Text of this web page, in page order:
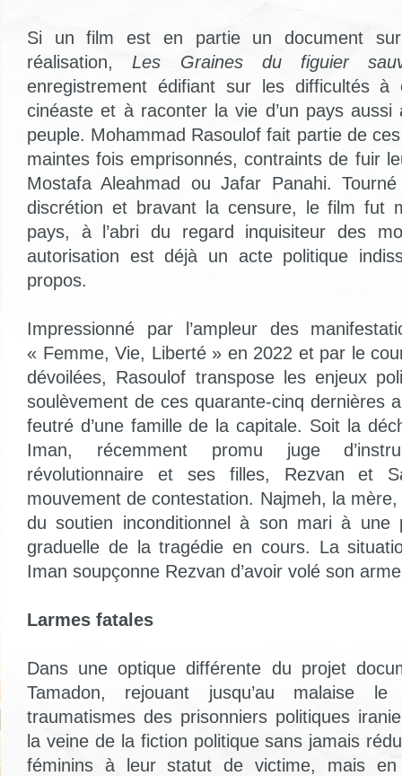
Si un film est en partie un document
réalisation, Les Graines du figuier
enregistrement édifiant sur les difficultés
cinéaste et à raconter la vie d’un pays
peuple. Mohammad Rasoulof fait partie de
maintes fois emprisonnés, contraints de fuir
Mostafa Aleahmad ou Jafar Panahi.
discrétion et bravant la censure, le film fut
pays, à l’abri du regard inquisiteur des
autorisation est déjà un acte politique
propos.
Impressionné par l’ampleur des
« Femme, Vie, Liberté » en 2022 et par le
dévoilées, Rasoulof transpose les enjeux
soulèvement de ces quarante-cinq dernières
feutré d’une famille de la capitale. Soit la
Iman, récemment promu juge
révolutionnaire et ses filles, Rezvan et
mouvement de contestation. Najmeh, la
du soutien inconditionnel à son mari à une
graduelle de la tragédie en cours. La
Iman soupçonne Rezvan d’avoir volé son
Larmes fatales
Dans une optique différente du projet
Tamadon, rejouant jusqu’au malaise
traumatismes des prisonniers politiques
la veine de la fiction politique sans jamais
féminins à leur statut de victime, mais